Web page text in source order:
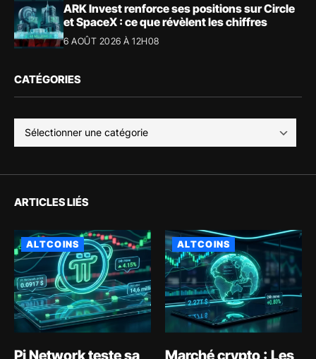
ARK Invest renforce ses positions sur Circle
et SpaceX : ce que révèlent les chiffres
6 AOÛT 2026 À 12H08
CATÉGORIES
ARTICLES LIÉS
ALTCOINS
Pi Network teste sa
ALTCOINS
Marché crypto : Les